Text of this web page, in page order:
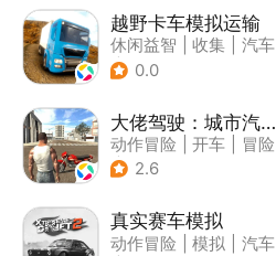
越野卡车模拟运输
休闲益智 收集
汽车
| 写实
0.0
大佬驾驶：城市汽车模拟器
动作冒险 开车
冒险
| 写实
2.6
真实赛车模拟
动作冒险 模拟
汽车